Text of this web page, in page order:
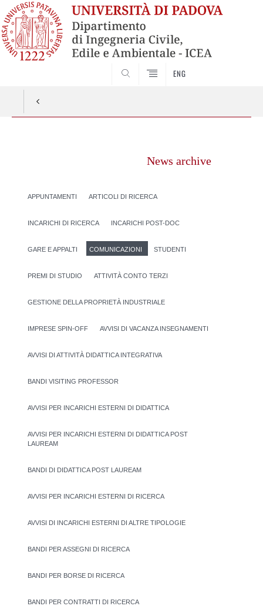
ENG
News archive
APPUNTAMENTI ARTICOLI DI RICERCA
INCARICHI DI RICERCA INCARICHI POST-DOC
GARE E APPALTI COMUNICAZIONI STUDENTI
PREMI DI STUDIO ATTIVITÀ CONTO TERZI
GESTIONE DELLA PROPRIETÀ INDUSTRIALE
IMPRESE SPIN-OFF AVVISI DI VACANZA INSEGNAMENTI
AVVISI DI ATTIVITÀ DIDATTICA INTEGRATIVA
BANDI VISITING PROFESSOR
AVVISI PER INCARICHI ESTERNI DI DIDATTICA
AVVISI PER INCARICHI ESTERNI DI DIDATTICA POST
LAUREAM
BANDI DI DIDATTICA POST LAUREAM
AVVISI PER INCARICHI ESTERNI DI RICERCA
AVVISI DI INCARICHI ESTERNI DI ALTRE TIPOLOGIE
BANDI PER ASSEGNI DI RICERCA
BANDI PER BORSE DI RICERCA
BANDI PER CONTRATTI DI RICERCA